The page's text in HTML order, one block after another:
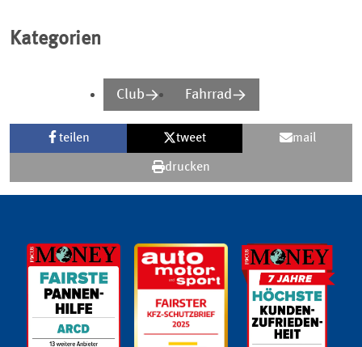
Kategorien
Club Fahrrad
teilen tweet mail
drucken